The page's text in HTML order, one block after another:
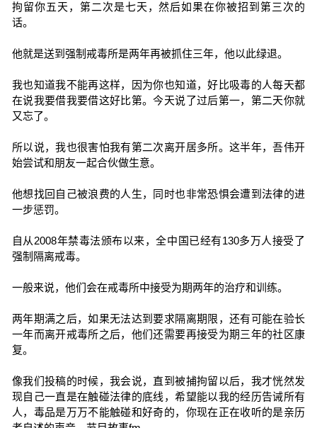
拘留你五天，第二次是七天，然后如果在你被招到第三次的
话。
他就是送到强制戒毒所是两年再被抓住三年，他以此绿退。
我也知道我不能再这样，因为你也知道，好比吸毒的人每天都
在说我要借我要借这好比第。今天说了过后第一，第二天你就
又忘了。
所以说，我也很害怕我有第二次离开居多所。这半年，吾伟开
始尝试和朋友一起合伙做生意。
他想找回自己被浪费的人生，同时也非常恐惧会遭到法律的进
一步惩罚。
自从2008年禁毒法颁布以来，全中国已经有130多万人接受了
强制隔离戒毒。
一般来说，他们会在戒毒所中接受为期两年的治疗和训练。
两年期满之后，如果无法达到要求隔离期限，还有可能在验长
一年而离开戒毒所之后，他们还需要再接受为期三年的社区康
复。
像我们投稿的时候，我会说，直到被捕拘留以后，我才恍然发
现自己一直是在触碰法律的底线，希望能以我的经历告诫所有
人，毒品是万万不能触碰和好奇的，你现在正在收听的是亲历